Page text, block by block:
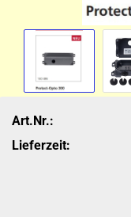
Art.Nr.:
Lieferzeit: